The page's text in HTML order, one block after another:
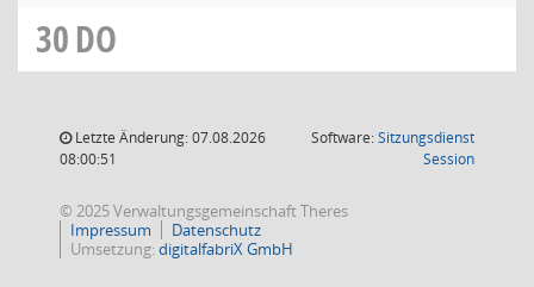
30DO
Letzte Änderung: 07.08.2026
08:00:51
Software:Sitzungsdienst
Session(Wird in
© 2025 Verwaltungsgemeinschaft Theres
Impressum
Datenschutz
Umsetzung:digitalfabriX GmbH